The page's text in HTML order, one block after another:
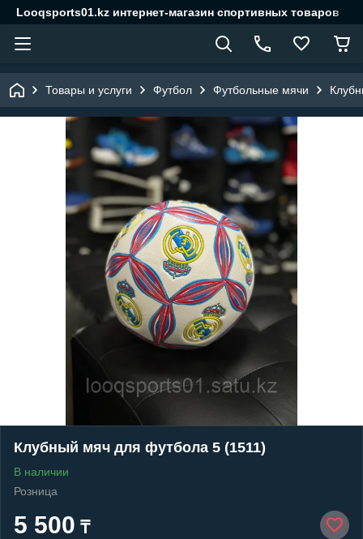
Looqsports01.kz интернет-магазин спортивных товаров
Товары и услуги Футбол Футбольные мячи
Клубный мяч для футбола 5 (1511)
В наличии
Розница
5 500 ₸